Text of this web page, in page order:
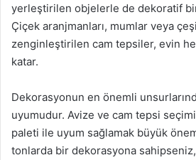
yerleştirilen objelerle de dekoratif
Çiçek aranjmanları, mumlar veya
zenginleştirilen cam tepsiler, evin
katar.
Dekorasyonun en önemli
uyumudur. Avize ve cam tepsi
paleti ile uyum sağlamak büyük
tonlarda bir dekorasyona